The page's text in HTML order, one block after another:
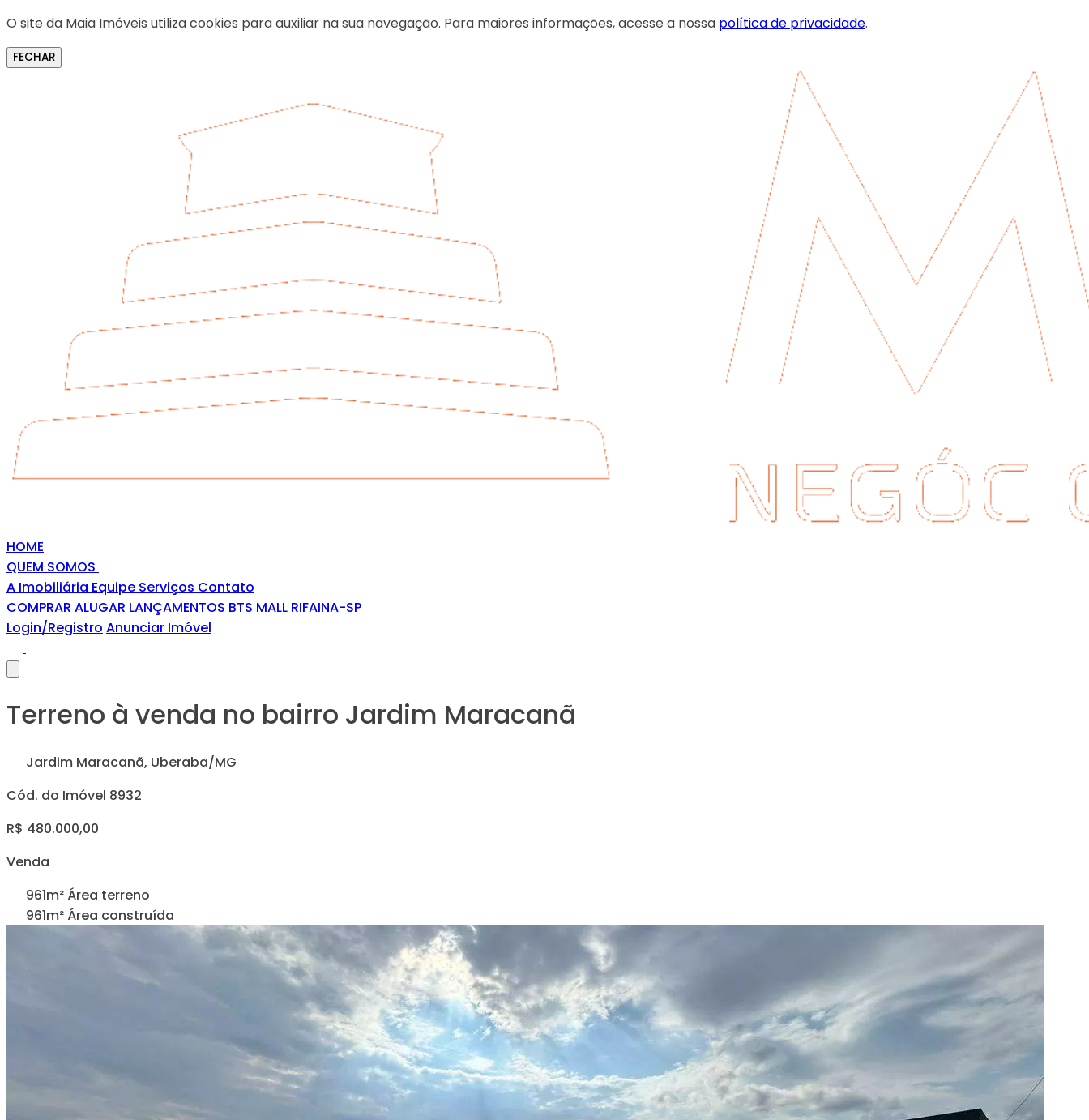
O site da Maia Imóveis utiliza cookies para auxiliar na sua navegação. Para maiores informações, acesse a nossa política de privacidade.
FECHAR
HOME
QUEM SOMOS
A Imobiliária Equipe Serviços Contato
COMPRAR ALUGAR LANÇAMENTOS BTS MALL RIFAINA-SP
Login/Registro Anunciar Imóvel
Terreno à venda no bairro Jardim Maracanã
Jardim Maracanã, Uberaba/MG
Cód. do Imóvel 8932
R$ 480.000,00
Venda
961m² Área terreno
961m² Área construída